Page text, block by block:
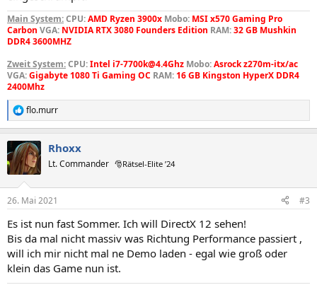
Main System:CPU:AMD Ryzen 3900x Mobo: MSI x570 Gaming Pro
Carbon VGA: NVIDIA RTX 3080 Founders Edition RAM:32 GB Mushkin
DDR4 3600MHZ
Zweit System:CPU:Intel i7-7700k@4.4Ghz Mobo:Asrock z270m-itx/ac
VGA:Gigabyte 1080 Ti Gaming OC RAM:16 GB Kingston HyperX DDR4
2400Mhz
R
e
k
t
i
e
:
flo.murr
Rhoxx
Lt. Commander 🎅Rätsel-Elite ’24
26. Mai 2021 #3
Es ist nun fast Sommer. Ich will DirectX 12 sehen!
Bis da mal nicht massiv was Richtung Performance passiert ,
will ich mir nicht mal ne Demo laden - egal wie groß oder
klein das Game nun ist.